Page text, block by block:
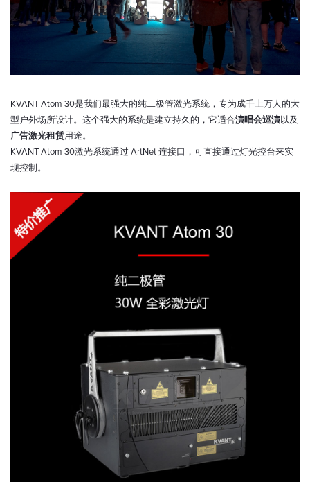
KVANT Atom 30是我们最强大的纯二极管激光系统，专为成千上万人的大
型户外场所设计。这个强大的系统是建立持久的，它适合演唱会巡演以及
广告激光租赁用途。
KVANT Atom 30激光系统通过 ArtNet 连接口，可直接通过灯光控台来实
现控制。